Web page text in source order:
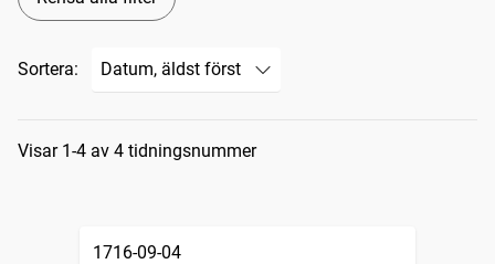
Sortera:
Sökresultat
Visar 1-4 av 4 tidningsnummer
1716-09-04